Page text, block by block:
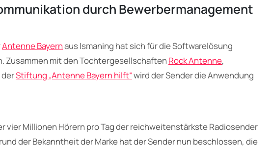
durch Bewerbermanagement
Antenne Bayernaus Ismaning hat sich für die Softwarelösung
Zusammen mit den Tochtergesellschaften Rock Antenne,
derStiftung „Antenne Bayern hilft“wird der Sender die Anwendung
vier Millionen Hörern pro Tag der reichweitenstärkste Radiosender
der Bekanntheit der Marke hat der Sender nun beschlossen, die